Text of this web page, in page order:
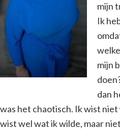
mijn
Ik
mijn
dan
was het chaotisch. Ik wist
wist wel wat ik wilde, maar